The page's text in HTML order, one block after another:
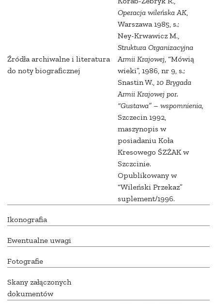
Źródła archiwalne i literatura
do noty biograficznej
Operacja wileńska AK,
Warszawa 1985, s.;
Ney-Krwawicz M.,
Struktura Organizacyjna
Armii Krajowej, “Mówią
wieki”, 1986, nr 9, s.;
Snastin W., 10 Brygada
Armii Krajowej por.
“Gustawa” – wspomnienia,
Szczecin 1992,
maszynopis w
posiadaniu Koła
Kresowego ŚZŻAK w
Szczcinie.
Opublikowany w
“Wileński Przekaz”
suplement/1996.
Ikonografia
Ewentualne uwagi
Fotografie
Skany załączonych
dokumentów